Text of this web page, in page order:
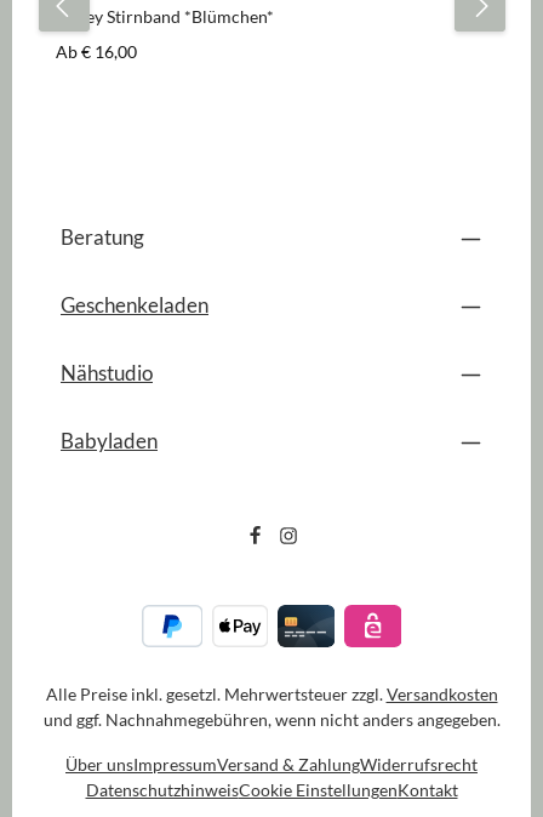
Jersey Stirnband *Blümchen*
Regulärer Preis:
Ab€ 16,00
Beratung
Geschenkeladen
Nähstudio
Babyladen
Alle Preise inkl. gesetzl. Mehrwertsteuer zzgl.Versandkosten
und ggf. Nachnahmegebühren, wenn nicht anders angegeben.
Über unsImpressumVersand & ZahlungWiderrufsrecht
DatenschutzhinweisCookie EinstellungenKontakt